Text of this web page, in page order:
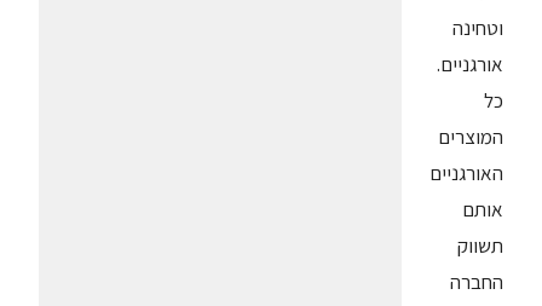
וטחינה
אורגניים.
כל
המוצרים
האורגניים
אותם
תשווק
החברה